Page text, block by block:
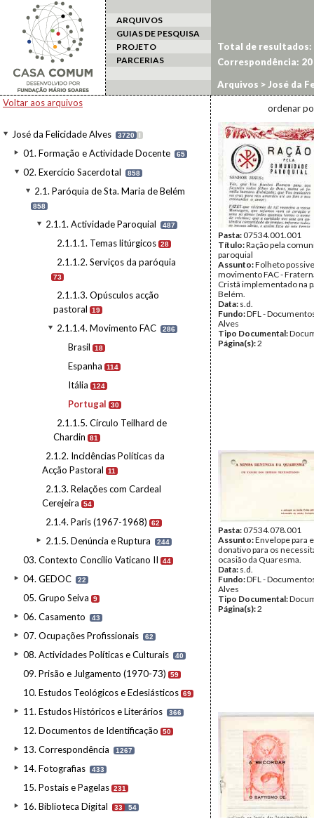
ARQUIVOS
GUIAS DE PESQUISA
PROJETO
PARCERIAS
Voltar aos arquivos
José da Felicidade Alves 3720 I
01. Formação e Actividade Docente 65
02. Exercício Sacerdotal 858
2.1. Paróquia de Sta. Maria de Belém
858
2.1.1. Actividade Paroquial 487
2.1.1.1. Temas litúrgicos 28
2.1.1.2. Serviços da paróquia
73
2.1.1.3. Opúsculos acção
pastoral
19
2.1.1.4. Movimento FAC 286
Brasil 18
Espanha 114
Itália 124
Portugal 30
2.1.1.5. Círculo Teilhard de
Chardin
81
2.1.2. Incidências Políticas da
Acção Pastoral
11
2.1.3. Relações com Cardeal
Cerejeira
54
2.1.4. Paris (1967-1968) 62
2.1.5. Denúncia e Ruptura 244
03. Contexto Concílio Vaticano II 44
04. GEDOC 22
05. Grupo Seiva 9
06. Casamento 43
07. Ocupações Profissionais 62
08. Actividades Políticas e Culturais 40
09. Prisão e Julgamento (1970-73) 59
10. Estudos Teológicos e Eclesiásticos 69
11. Estudos Históricos e Literários 366
12. Documentos de Identificação 50
13. Correspondência 1267
14. Fotografias 433
15. Postais e Pagelas 231
16. Biblioteca Digital 33 54
Total de resultados:
Correspondência: 20
Arquivos > José da
2.1.1. Actividade
ordenar
Pasta:07534.001.001
Título:Ração pela
paroquial
Assunto:Folheto
movimento FAC -
Cristã implementado na
Belém.
Data: s.d.
Fundo:DFL -
Alves
Tipo Documental:
Página(s):2
Pasta:07534.078.001
Assunto:Envelope para
donativo para os
ocasião da Quaresma.
Data: s.d.
Fundo:DFL -
Alves
Tipo Documental:
Página(s):2